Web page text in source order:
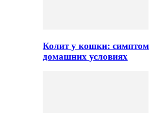
Колит у кошки:
домашних условиях